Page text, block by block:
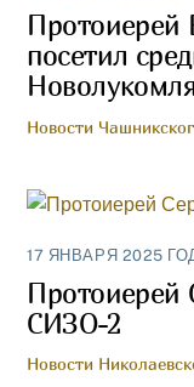
Протоиерей
посетил
Новости
17 ЯНВАРЯ 2025
Протоиерей
СИЗО-2
Новости